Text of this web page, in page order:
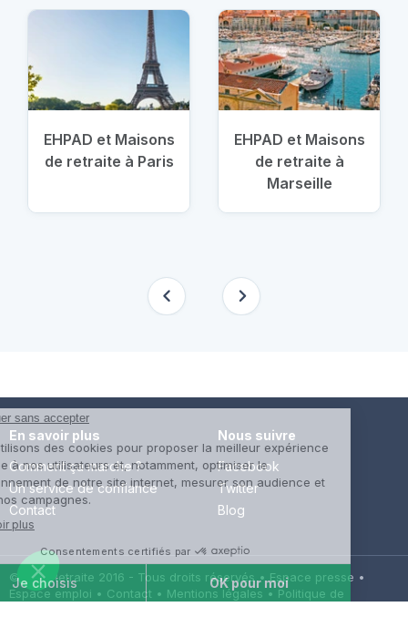
EHPAD et Maisons
de retraite à Paris
EHPAD et Maisons
de retraite à
Marseille
En savoir plus
Comment ça marche ?
Un service de confiance
Contact
Nous suivre
Facebook
Twitter
Blog
© Cap Retraite 2016 - Tous droits réservés • Espace presse •
Espace emploi • Contact • Mentions légales • Politique de